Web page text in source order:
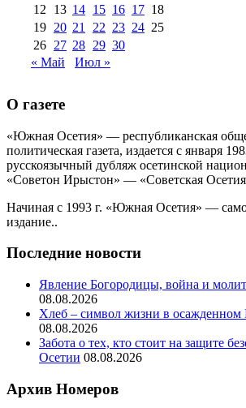
12
13 14 15 16 17 18
19 20 21 22 23 24 25
26 27 28 29 30
« Май
Июл »
О газете
«Южная Осетия» — республиканская
политическая газета, издается с января
русскоязычный дубляж осетинской
«Советон Ирыстон» — «Советская
Начиная с 1993 г. «Южная Осетия» —
издание..
Последние новости
Явление Богородицы, война и
08.08.2026
Хлеб – символ жизни в осажденном
08.08.2026
Забота о тех, кто стоит на защите
Осетии 08.08.2026
Архив Номеров